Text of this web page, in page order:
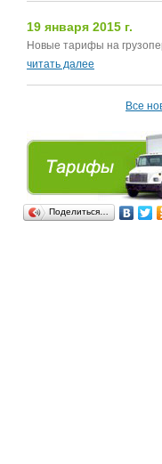
19 января 2015 г.
Новые тарифы на
читать далее
Все
Поделиться…